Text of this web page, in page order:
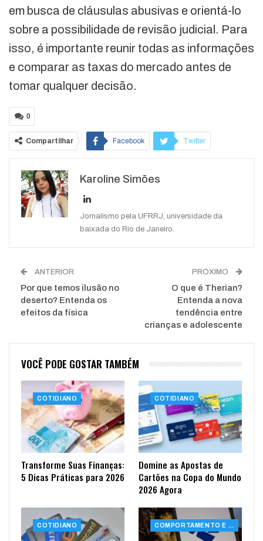
em busca de cláusulas abusivas e orientá-lo
sobre a possibilidade de revisão judicial. Para
isso, é importante reunir todas as informações
e comparar as taxas do mercado antes de
tomar qualquer decisão.
0
Compartilhar Facebook Twitter
WhatsApp
Karoline Simões
Jornalismo pela UFRRJ, universidade da
baixada do Rio de Janeiro.
ANTERIOR
Por que temos ilusão no
deserto? Entenda os
efeitos da física
PRÓXIMO
O que é Therian?
Entenda a nova
tendência entre
crianças e adolescente
VOCÊ PODE GOSTAR TAMBÉM
COTIDIANO
Transforme Suas Finanças:
5 Dicas Práticas para 2026
COTIDIANO
Domine as Apostas de
Cartões na Copa do Mundo
2026 Agora
COTIDIANO COMPORTAMENTO E SAÚDE